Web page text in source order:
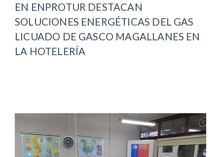
EN ENPROTUR DESTACAN
SOLUCIONES ENERGÉTICAS DEL GAS
LICUADO DE GASCO MAGALLANES EN
LA HOTELERÍA